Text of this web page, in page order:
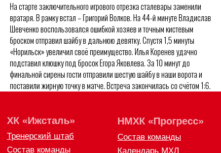
На старте заключительного игрового отрезка сталевары заменили
вратаря. В рамку встал – Григорий Волков. На 44-й минуте Владислав
Шевченко воспользовался ошибкой хозяев и точным кистевым
броском отправил шайбу в дальнюю девятку. Спустя 1,5 минуты
«Норильск» увеличил своё преимущество. Илья Коренев удачно
подставил клюшку под бросок Егора Яковлева. За 10 минут до
финальной сирены гости отправили шестую шайбу в наши ворота и
поставили жирную точку в матче. Встреча закончилась со счётом 1:6.
Турнирная таблица
Спортивная школа
по хоккею
ВКонтакте
Сайт
НХЛ
Всё о хоккее
Медиа
Социальные проекты
Видео
Фото
Магазин
Фан-зона